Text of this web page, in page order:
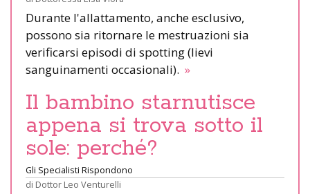
Durante l'allattamento, anche esclusivo,
possono sia ritornare le mestruazioni sia
verificarsi episodi di spotting (lievi
sanguinamenti occasionali). »
Il bambino starnutisce
appena si trova sotto il
sole: perché?
Gli Specialisti Rispondono
di Dottor Leo Venturelli